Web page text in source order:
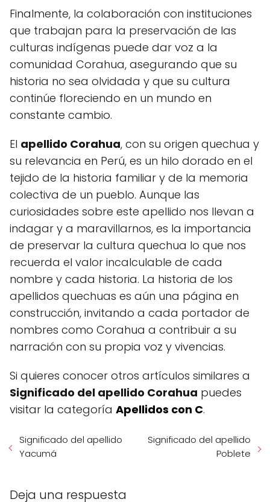
Finalmente, la colaboración con instituciones
que trabajan para la preservación de las
culturas indígenas puede dar voz a la
comunidad Corahua, asegurando que su
historia no sea olvidada y que su cultura
continúe floreciendo en un mundo en
constante cambio.
El apellido Corahua, con su origen quechua y
su relevancia en Perú, es un hilo dorado en el
tejido de la historia familiar y de la memoria
colectiva de un pueblo. Aunque las
curiosidades sobre este apellido nos llevan a
indagar y a maravillarnos, es la importancia
de preservar la cultura quechua lo que nos
recuerda el valor incalculable de cada
nombre y cada historia. La historia de los
apellidos quechuas es aún una página en
construcción, invitando a cada portador de
nombres como Corahua a contribuir a su
narración con su propia voz y vivencias.
Si quieres conocer otros artículos similares a
Significado del apellido Corahua puedes
visitar la categoría Apellidos con C.
Significado del apellido
Yacumá
Significado del apellido
Poblete
Deja una respuesta